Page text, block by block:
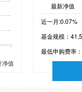
最新净值
近一月:0.07%
基金规模：
最低申购费率：